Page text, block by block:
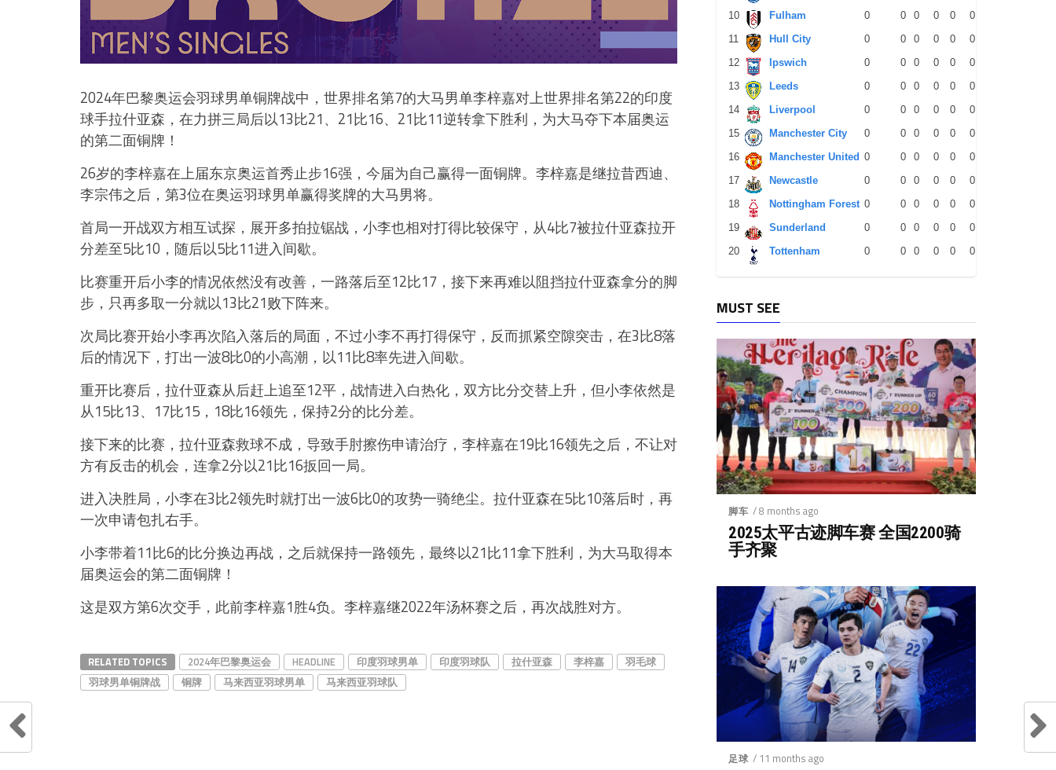
2024年巴黎奥运会羽球男单铜牌战中，世界排名第7的大马男单李梓嘉对上世界排名第22的印度
球手拉什亚森，在力拼三局后以13比21、21比16、21比11逆转拿下胜利，为大马夺下本届奥运
的第二面铜牌！
26岁的李梓嘉在上届东京奥运首秀止步16强，今届为自己赢得一面铜牌。李梓嘉是继拉昔西迪、
李宗伟之后，第3位在奥运羽球男单赢得奖牌的大马男将。
首局一开战双方相互试探，展开多拍拉锯战，小李也相对打得比较保守，从4比7被拉什亚森拉开
分差至5比10，随后以5比11进入间歇。
比赛重开后小李的情况依然没有改善，一路落后至12比17，接下来再难以阻挡拉什亚森拿分的脚
步，只再多取一分就以13比21败下阵来。
次局比赛开始小李再次陷入落后的局面，不过小李不再打得保守，反而抓紧空隙突击，在3比8落
后的情况下，打出一波8比0的小高潮，以11比8率先进入间歇。
重开比赛后，拉什亚森从后赶上追至12平，战情进入白热化，双方比分交替上升，但小李依然是
从15比13、17比15，18比16领先，保持2分的比分差。
接下来的比赛，拉什亚森救球不成，导致手肘擦伤申请治疗，李梓嘉在19比16领先之后，不让对
方有反击的机会，连拿2分以21比16扳回一局。
进入决胜局，小李在3比2领先时就打出一波6比0的攻势一骑绝尘。拉什亚森在5比10落后时，再
一次申请包扎右手。
小李带着11比6的比分换边再战，之后就保持一路领先，最终以21比11拿下胜利，为大马取得本
届奥运会的第二面铜牌！
这是双方第6次交手，此前李梓嘉1胜4负。李梓嘉继2022年汤杯赛之后，再次战胜对方。
RELATED TOPICS 2024年巴黎奥运会 HEADLINE 印度羽球男单 印度羽球队 拉什亚森 李梓嘉
羽毛球
羽球男单铜牌战
铜牌 马来西亚羽球男单 马来西亚羽球队
10
Fulham 0 0 0 0 0 0
11
Hull City 0 0 0 0 0 0
12
Ipswich 0 0 0 0 0 0
13
Leeds 0 0 0 0 0 0
14
Liverpool 0 0 0 0 0 0
15
Manchester City 0 0 0 0 0 0
16
Manchester United 0 0 0 0 0 0
17
Newcastle 0 0 0 0 0 0
18
Nottingham Forest 0 0 0 0 0 0
19
Sunderland 0 0 0 0 0 0
20
Tottenham 0 0 0 0 0 0
MUST SEE
脚车 / 8 months ago
2025太平古迹脚车赛 全国2200骑
手齐聚
足球 / 11 months ago